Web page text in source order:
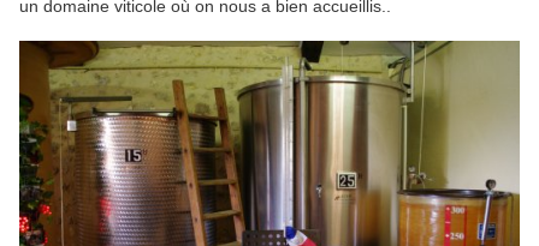
un domaine viticole où on nous a bien accueillis..